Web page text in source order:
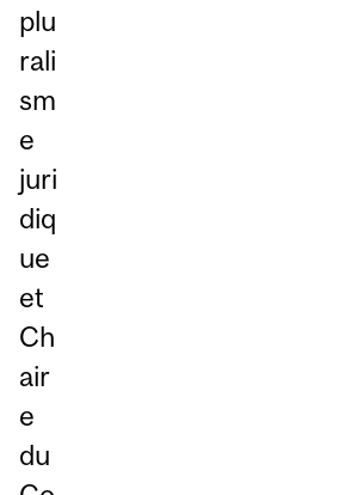
plu
rali
sm
e
juri
diq
ue
et
Ch
air
e
du